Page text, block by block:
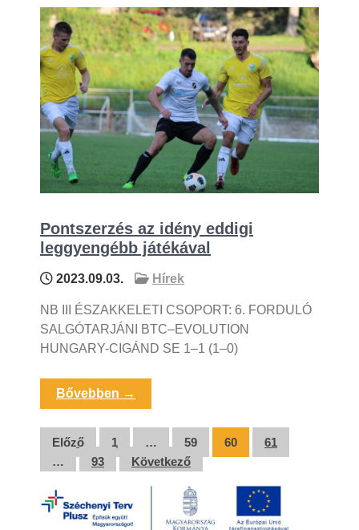
Pontszerzés az idény eddigi
leggyengébb játékával
2023.09.03. Hírek
NB III ÉSZAKKELETI CSOPORT: 6. FORDULÓ
SALGÓTARJÁNI BTC–EVOLUTION
HUNGARY-CIGÁND SE 1–1 (1–0)
Bővebben →
Bejegyzések
lapozása
Előző 1 … 59 60
61
…
93 Következő